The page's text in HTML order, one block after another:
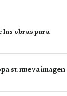
las obras para
su nueva imagen